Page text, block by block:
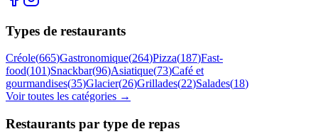
Types de restaurants
Créole(665)Gastronomique(264)Pizza(187)Fast-
food(101)Snackbar(96)Asiatique(73)Café et
gourmandises(35)Glacier(26)Grillades(22)Salades(18)
Voir toutes les catégories →
Restaurants par type de repas